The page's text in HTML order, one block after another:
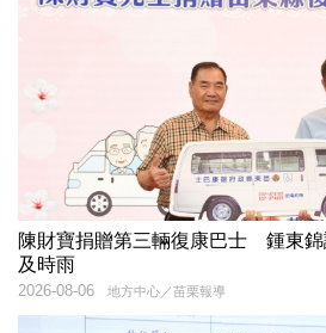
陳財寶捐贈第三輛復康巴士 鍾東
及時雨
地方中心／苗栗報導
2026-08-06